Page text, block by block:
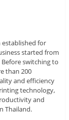
established for
started from
switching to
than 200
and efficiency
technology,
and
Thailand.